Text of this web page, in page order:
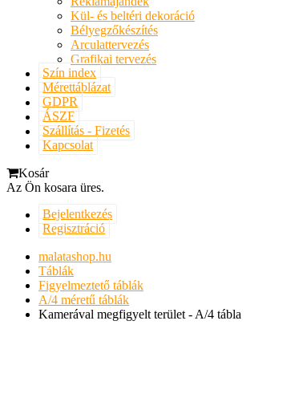
Kül- és beltéri dekoráció
Bélyegzőkészítés
Arculattervezés
Grafikai tervezés
Szín index
Mérettáblázat
GDPR
ÁSZF
Szállítás - Fizetés
Kapcsolat
Kosár
Az Ön kosara üres.
Bejelentkezés
Regisztráció
malatashop.hu
Táblák
Figyelmeztető táblák
A/4 méretű táblák
Kamerával megfigyelt terület - A/4 tábla